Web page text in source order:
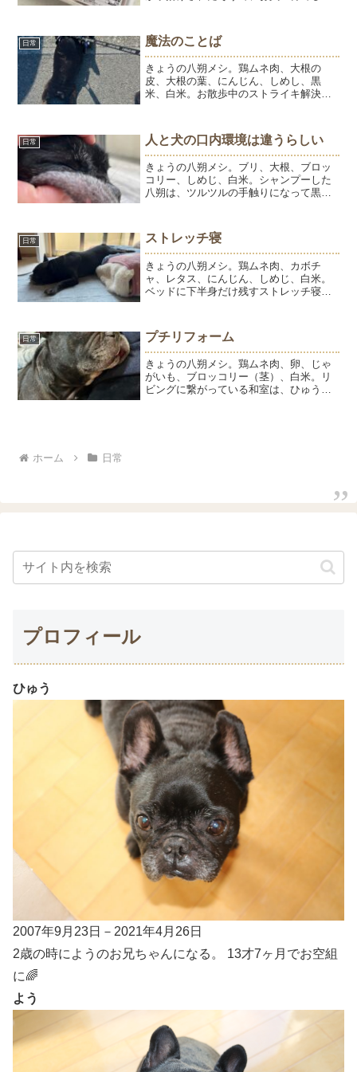
とごはんを煮込みます。はっちゃんの地
産地消ごはんでした。お散歩...
日常 魔法のことば
きょうの八朔メシ。鶏ムネ肉、大根の
皮、大根の葉、にんじん、しめし、黒
米、白米。お散歩中のストライキ解決法
待っていればすくっと立ち上がって歩き
出すので困ってはいないの...
日常 人と犬の口内環境は違うらしい
きょうの八朔メシ。ブリ、大根、ブロッ
コリー、しめじ、白米。シャンプーした
八朔は、ツルツルの手触りになって黒光
薬、クリーム、歯磨きとお手入れを欠か
せない八朔ですが、生まれ...
日常 ストレッチ寝
きょうの八朔メシ。鶏ムネ肉、カボチ
ャ、レタス、にんじん、しめじ、白米。
ベッドに下半身だけ残すストレッチ寝。
ので夕方になると「まだいきません
か？」と後追いします。お散歩好...
日常 プチリフォーム
きょうの八朔メシ。鶏ムネ肉、卵、じゃ
がいも、ブロッコリー（茎）、白米。リ
ビングに繋がっている和室は、ひゅうが
ホーム
日常
プロフィール
ひゅう
2007年9月23日－2021年4月26日
2歳の時にようのお兄ちゃんになる。 13才7ヶ月でお空組
に🌈
よう